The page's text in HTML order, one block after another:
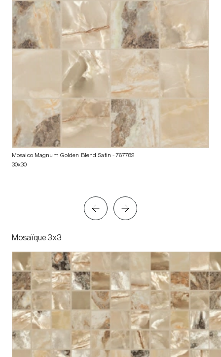
Mosaico Magnum Golden Blend Satin - 767782
30x30
Mosaïque 3x3